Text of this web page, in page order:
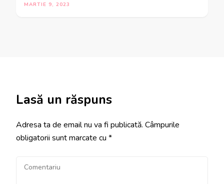
MARTIE 9, 2023
Lasă un răspuns
Adresa ta de email nu va fi publicată. Câmpurile
obligatorii sunt marcate cu *